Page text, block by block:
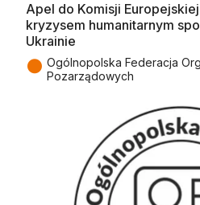
Apel do Komisji
kryzysem humanitarnym
Ukrainie
● Ogólnopolska Federacja
Pozarządowych